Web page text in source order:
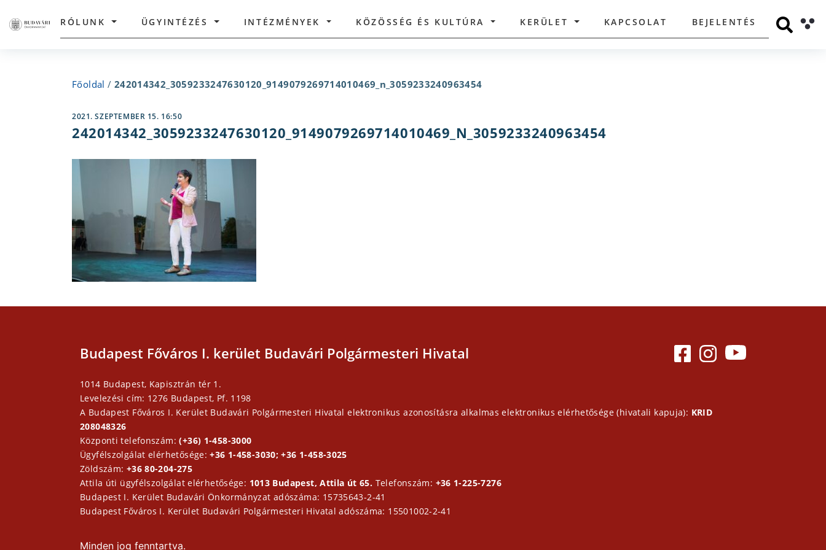
RÓLUNK ÜGYINTÉZÉS INTÉZMÉNYEK KÖZÖSSÉG ÉS KULTÚRA KERÜLET KAPCSOLAT BEJELENTÉS
Főoldal / 242014342_3059233247630120_9149079269714010469_n_3059233240963454
2021. SZEPTEMBER 15. 16:50
242014342_3059233247630120_9149079269714010469_N_3059233240963454
Budapest Főváros I. kerület Budavári Polgármesteri Hivatal
1014 Budapest, Kapisztrán tér 1.
Levelezési cím: 1276 Budapest, Pf. 1198
A Budapest Főváros I. Kerület Budavári Polgármesteri Hivatal elektronikus azonosításra alkalmas elektronikus elérhetősége (hivatali kapuja): KRID
208048326
Központi telefonszám:(+36) 1-458-3000
Ügyfélszolgálat elérhetősége:+36 1-458-3030; +36 1-458-3025
Zöldszám: +36 80-204-275
Attila úti ügyfélszolgálat elérhetősége: 1013 Budapest, Attila út 65. Telefonszám: +36 1-225-7276
Budapest I. Kerület Budavári Önkormányzat adószáma: 15735643-2-41
Budapest Főváros I. Kerület Budavári Polgármesteri Hivatal adószáma: 15501002-2-41
Minden jog fenntartva.